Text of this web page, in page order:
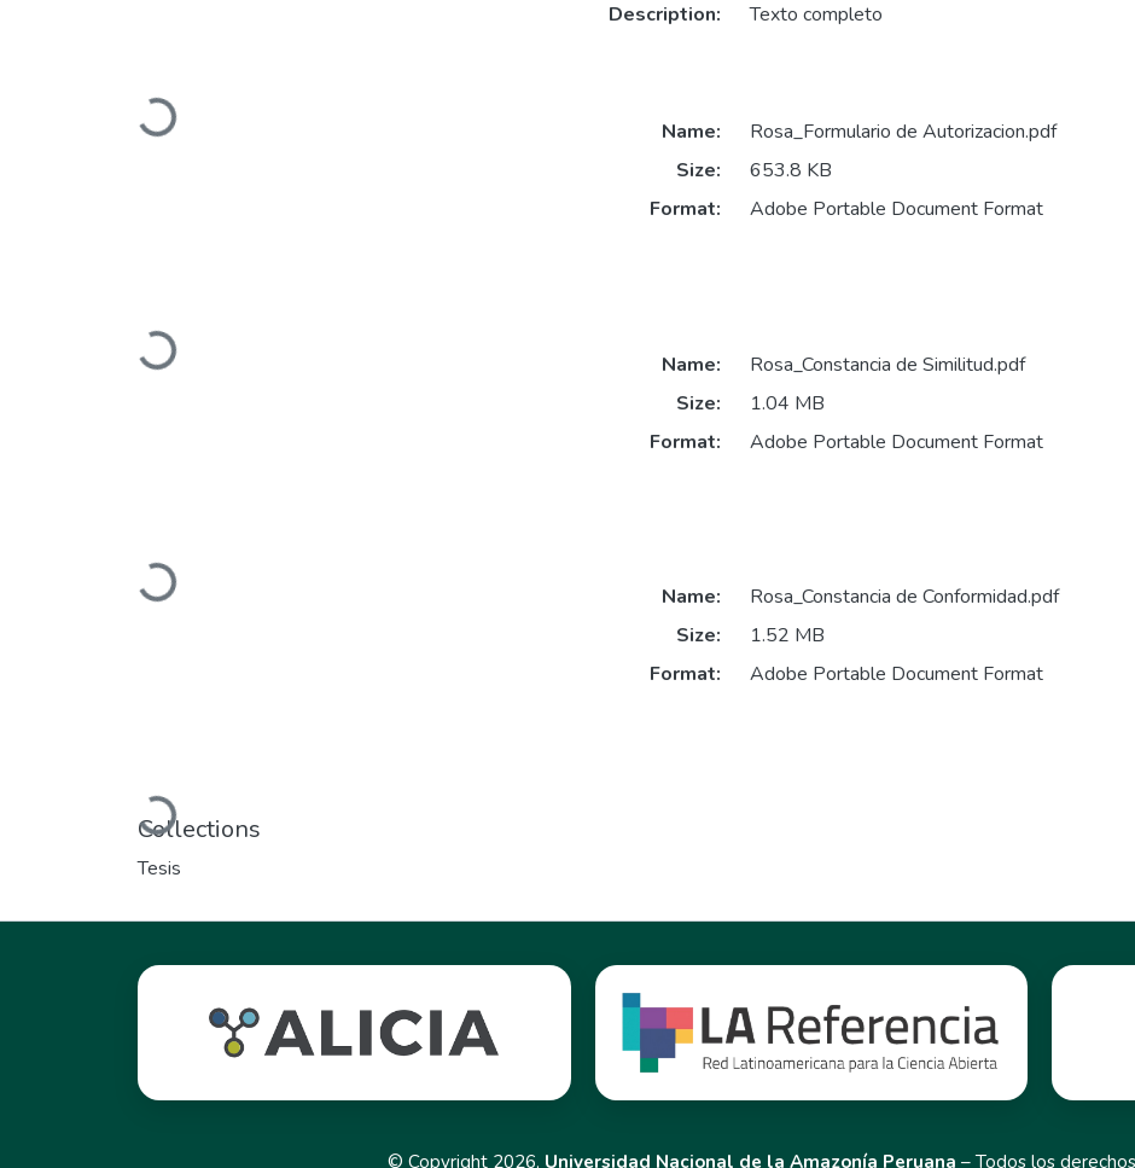
Loading...
Description:
Texto completo
Loading...
Name:
Rosa_Formulario de Autorizacion.pdf
Size:
653.8 KB
Format:
Adobe Portable Document Format
Loading...
Name:
Rosa_Constancia de Similitud.pdf
Size:
1.04 MB
Format:
Adobe Portable Document Format
Loading...
Name:
Rosa_Constancia de Conformidad.pdf
Size:
1.52 MB
Format:
Adobe Portable Document Format
Collections
Tesis
© Copyright 2026, Universidad Nacional de la Amazonía Peruana – Todos los